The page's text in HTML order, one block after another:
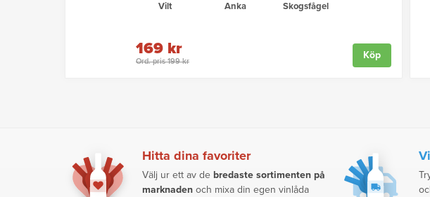
Vilt Anka Skogsfågel
Ord. pris 199 kr
169 kr Köp
Hitta dina favoriter
Välj ur ett av de bredaste sortimenten på
marknaden och mixa din egen vinlåda